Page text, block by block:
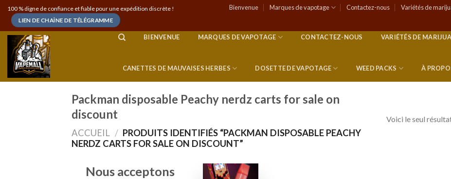
Skip
content
100 % digne de confiance et fiable pour une expédition discrète !
LIEN DE CHAÎNE DE TÉLÉGRAMME
Bienvenue Marques de vapotage Contactez-nous Variétés de
BIENVENUE MARQUES DE VAPOTAGE CONTACTEZ-NOUS VARIÉTÉS DE
CANETTES DE MAUVAISES HERBES DOSETTE DE VAPOTAGE WEED PACKS À
Packman disposable Peachy nerdz carts for sale on
discount
ACCUEIL / PRODUITS IDENTIFIÉS “PACKMAN DISPOSABLE PEACHY
NERDZ CARTS FOR SALE ON DISCOUNT”
Voici le seul
Nous acceptons